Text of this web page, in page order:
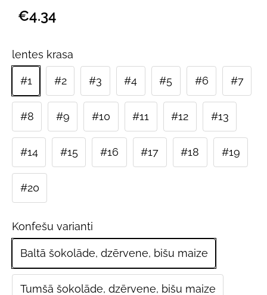
€4.34
lentes krasa
#1 #2 #3 #4 #5 #6 #7
#8 #9 #10 #11 #12 #13
#14 #15 #16 #17 #18 #19
#20
Konfešu varianti
Baltā šokolāde, dzērvene, bišu maize
Tumšā šokolāde, dzērvene, bišu maize